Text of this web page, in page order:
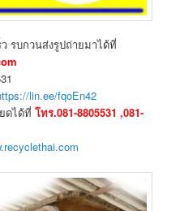
ว รบกวนส่งรูปถ่ายมาได้ที่
lin.ee/fqoEn42
ยดได้ที่โทร.081-8805531 ,081-